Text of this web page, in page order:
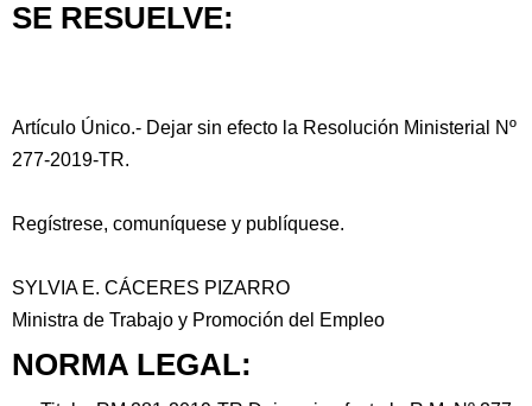
SE RESUELVE:
Artículo Único.- Dejar sin efecto la Resolución Ministerial Nº
277-2019-TR.
Regístrese, comuníquese y publíquese.
SYLVIA E. CÁCERES PIZARRO
Ministra de Trabajo y Promoción del Empleo
NORMA LEGAL: